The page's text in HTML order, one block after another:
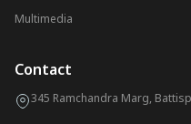
Multimedia
Contact
345 Ramchandra Marg,